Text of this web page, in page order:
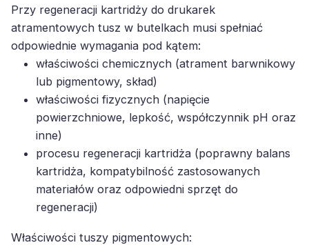
Przy regeneracji kartridży do drukarek
atramentowych tusz w butelkach musi spełniać
odpowiednie wymagania pod kątem:
właściwości chemicznych (atrament barwnikowy
lub pigmentowy, skład)
właściwości fizycznych (napięcie
powierzchniowe, lepkość, współczynnik pH oraz
inne)
procesu regeneracji kartridża (poprawny balans
kartridża, kompatybilność zastosowanych
materiałów oraz odpowiedni sprzęt do
regeneracji)
Właściwości tuszy pigmentowych: